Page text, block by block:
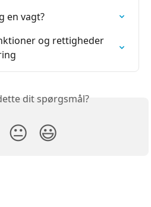
en vagt?
og rettigheder
dit spørgsmål?
😐 😃